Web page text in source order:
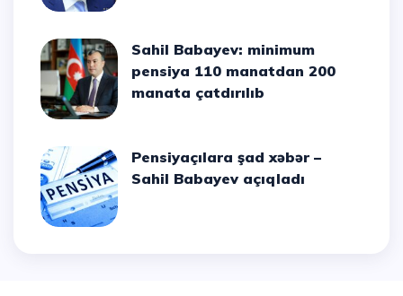
Sahil Babayev: minimum
pensiya 110 manatdan 200
manata çatdırılıb
Pensiyaçılara şad xəbər –
Sahil Babayev açıqladı